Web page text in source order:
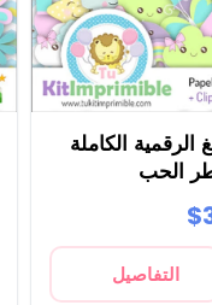
الكاملة
التفاصيل